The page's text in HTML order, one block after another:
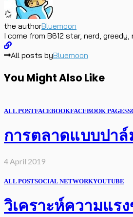
the authorBluemoon
I come from B612 star, nerd,
All posts byBluemoon
You Might Also Like
ALL POSTFACEBOOKFACEBOOK PAGES
การตลาดแบบปาล์
4 April 2019
ALL POSTSOCIAL NETWORKYOUTUBE
วิเคราะห์ความแร